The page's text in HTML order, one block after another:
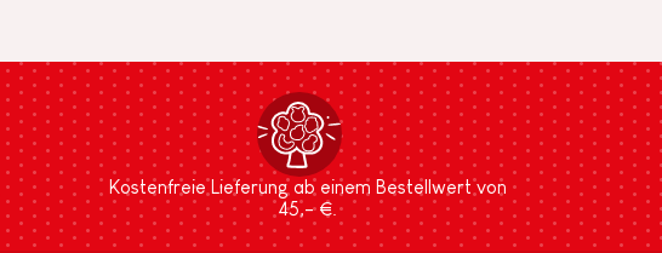
Kostenfreie Lieferung ab einem Bestellwert von
45,- €.